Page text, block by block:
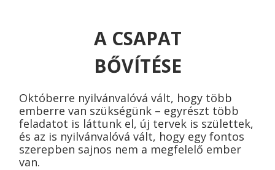
A CSAPAT
BŐVÍTÉSE
Októberre nyilvánvalóvá vált, hogy több
emberre van szükségünk – egyrészt több
feladatot is láttunk el, új tervek is születtek,
és az is nyilvánvalóvá vált, hogy egy fontos
szerepben sajnos nem a megfelelő ember
van.